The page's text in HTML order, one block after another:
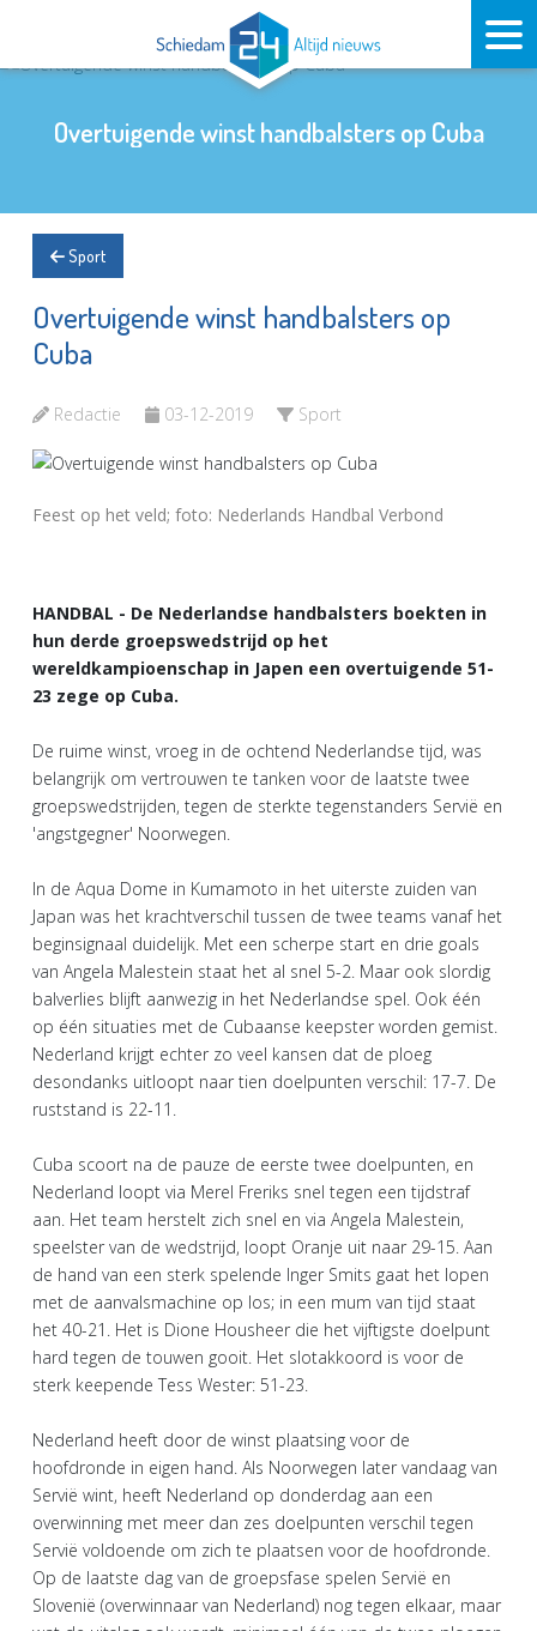
Overtuigende winst handbalsters op Cuba
Sport
Overtuigende winst handbalsters op
Cuba
Redactie 03-12-2019 Sport
Feest op het veld; foto: Nederlands Handbal Verbond
HANDBAL - De Nederlandse handbalsters boekten in
hun derde groepswedstrijd op het
wereldkampioenschap in Japen een overtuigende 51-
23 zege op Cuba.
De ruime winst, vroeg in de ochtend Nederlandse tijd, was
belangrijk om vertrouwen te tanken voor de laatste twee
groepswedstrijden, tegen de sterkte tegenstanders Servië en
'angstgegner' Noorwegen.
In de Aqua Dome in Kumamoto in het uiterste zuiden van
Japan was het krachtverschil tussen de twee teams vanaf het
beginsignaal duidelijk. Met een scherpe start en drie goals
van Angela Malestein staat het al snel 5-2. Maar ook slordig
balverlies blijft aanwezig in het Nederlandse spel. Ook één
op één situaties met de Cubaanse keepster worden gemist.
Nederland krijgt echter zo veel kansen dat de ploeg
desondanks uitloopt naar tien doelpunten verschil: 17-7. De
ruststand is 22-11.
Cuba scoort na de pauze de eerste twee doelpunten, en
Nederland loopt via Merel Freriks snel tegen een tijdstraf
aan. Het team herstelt zich snel en via Angela Malestein,
speelster van de wedstrijd, loopt Oranje uit naar 29-15. Aan
de hand van een sterk spelende Inger Smits gaat het lopen
met de aanvalsmachine op los; in een mum van tijd staat
het 40-21. Het is Dione Housheer die het vijftigste doelpunt
hard tegen de touwen gooit. Het slotakkoord is voor de
sterk keepende Tess Wester: 51-23.
Nederland heeft door de winst plaatsing voor de
hoofdronde in eigen hand. Als Noorwegen later vandaag van
Servië wint, heeft Nederland op donderdag aan een
overwinning met meer dan zes doelpunten verschil tegen
Servië voldoende om zich te plaatsen voor de hoofdronde.
Op de laatste dag van de groepsfase spelen Servië en
Slovenië (overwinnaar van Nederland) nog tegen elkaar, maar